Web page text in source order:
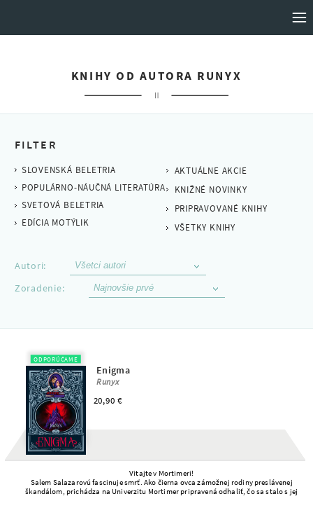
PRIPRAVUJEME
KNIHY OD AUTORA RUNYX
FILTER
SLOVENSKÁ BELETRIA
POPULÁRNO-NÁUČNÁ LITERATÚRA
SVETOVÁ BELETRIA
EDÍCIA MOTÝLIK
AKTUÁLNE AKCIE
KNIŽNÉ NOVINKY
PRIPRAVOVANÉ KNIHY
VŠETKY KNIHY
Autori:
Zoradenie:
ODPORÚČAME
Enigma
Runyx
Vitajte v Mortimeri!
Salem Salazarovú fascinuje smrť. Ako čierna ovca zámožnej rodiny preslávenej
škandálom, prichádza na Univerzitu Mortimer pripravená odhaliť, čo sa stalo s jej
20,90 €